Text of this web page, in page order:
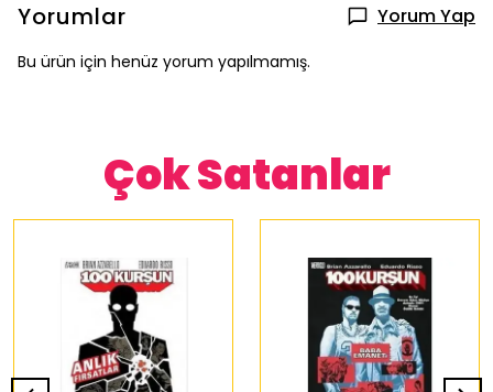
Yorumlar Yorum Yap
Bu ürün için henüz yorum yapılmamış.
Çok Satanlar